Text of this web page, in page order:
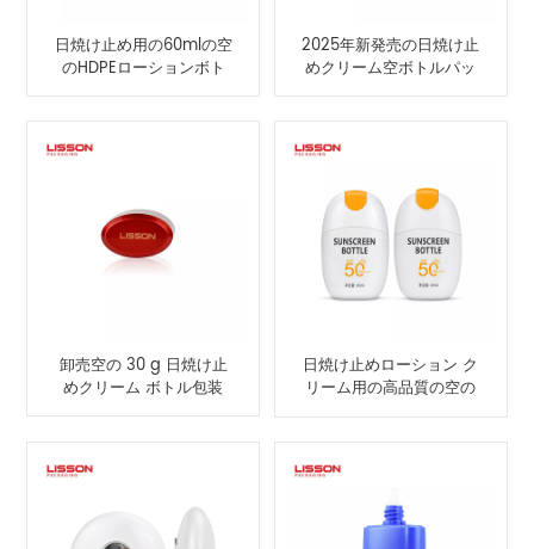
日焼け止め用の60mlの空
のHDPEローションボト
ル - 強くお勧めします
2025年新発売の日焼け止
めクリーム空ボトルパッ
ケージ
卸売空の 30 g 日焼け止
めクリーム ボトル包装
日焼け止めローション ク
リーム用の高品質の空の
60 ml 日焼け止めボトル